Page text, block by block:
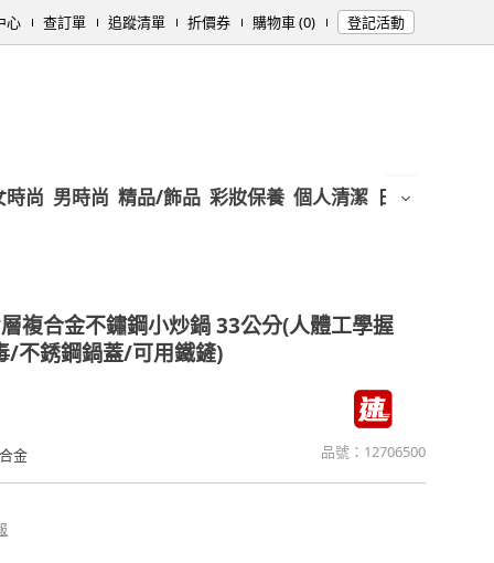
心 查訂單 追蹤清單 折價券 購物車 (0) 登記活動
時尚 男時尚 精品/飾品 彩妝保養 個人清潔 日用/紙品
複合金不鏽鋼小炒鍋 33公分(人體工學握
/不銹鋼鍋蓋/可用鐵鏟)
金 品號： 12706500